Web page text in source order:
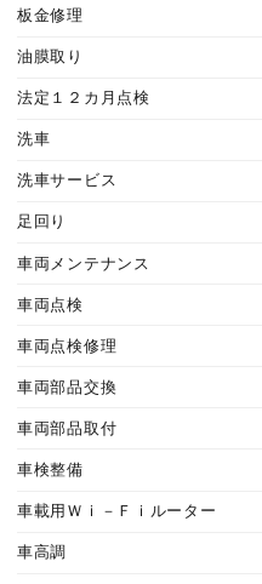
板金修理
油膜取り
法定１２カ月点検
洗車
洗車サービス
足回り
車両メンテナンス
車両点検
車両点検修理
車両部品交換
車両部品取付
車検整備
車載用Ｗｉ－Ｆｉルーター
車高調